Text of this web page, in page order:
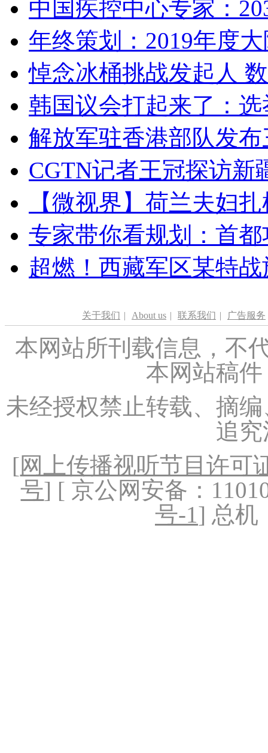
中国疾控中心专家：
年终策划：2019年度
悼念冰桶挑战发起人
韩国议会打起来了：
解放军驻香港部队发
CGTN记者王冠探访新
【微视界】荷兰夫妇
专家带你看规划：首
超燃！西藏军区某特
关于我们 | About us | 联系我们 | 广告服务
本网站所刊载信息，不
本网站稿
未经授权禁止转载、摘
追
[网上传播视听节目许可
号] [ 京公网安备：
号-1] 总机